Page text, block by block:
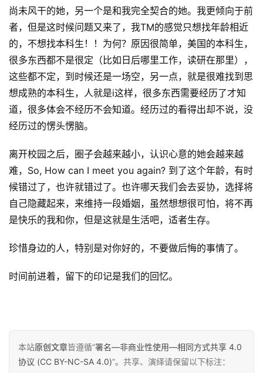
原
创
专
栏
行
业
动
态
碎
碎
念
推
&
具
留
言
尚未风干的她，另一个是和我完全契合的她。我更倾向于前
者，但是这时候问题又来了，我TM的感觉只想找年龄相近
的，不想找本科生！！为何？原因很简单，美国的本科生，
很多东西都不是很定（比如日后哪里工作，读研在那里），
这些都不定，到时候还是一场空，另一点，就是很难找到思
想成熟的本科生，人就是i这样，很多东西需要经历了才知
道，很多体会不经历不会知道。经历过的看得出却不说，没
经历过的愣头愣脑。
离开校园之后，圈子会越来越小，认识心意的她会越来越
难，So, How can I meet you again? 到了这个年龄，有时
候错过了，也许就错过了。也许哪天我们会去妥协，选择将
自己隐藏起来，来维持一段婚姻，虽然想想很可怕，将不再
是快乐的我和你，但是这就是生活吧，适者生存。
珍惜身边的人，特别是对你好的，不要做后悔的事情了。
时间前进着，留下的印记是我们的回忆。
本站原创文章皆遵循“署名—非商业性使用—相同方式共享 4.0
协议 (CC BY-NC-SA 4.0)”。共享、演绎请保留以下标注：